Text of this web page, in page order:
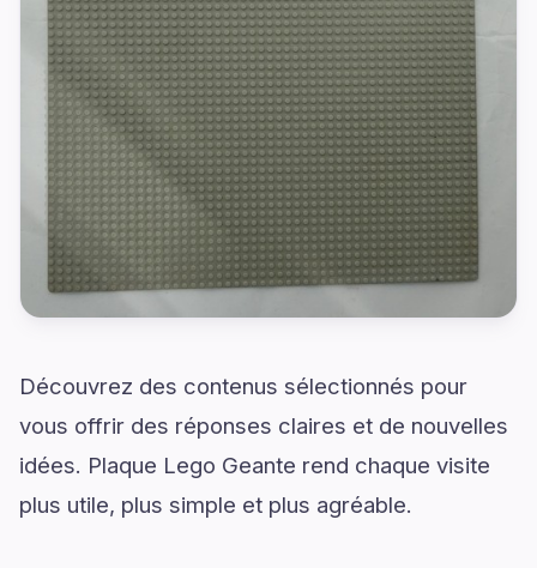
Découvrez des contenus sélectionnés pour
vous offrir des réponses claires et de nouvelles
idées. Plaque Lego Geante rend chaque visite
plus utile, plus simple et plus agréable.